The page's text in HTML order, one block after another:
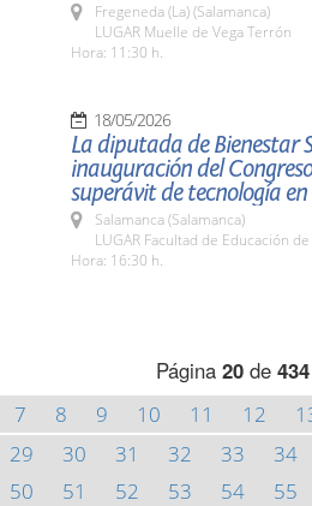
Fregeneda (La) (Salamanca)
LUGAR Muelle de Vega Terrón
Hora: 11:30 h.
18/05/2026
La diputada de Bienestar
inauguración del
superávit de tecnología
Salamanca (Salamanca)
LUGAR Facultad de Educación
Hora: 16:30 h.
Página 20 de 434
7 8 9 10 11 12
29 30 31 32 33 34
50 51 52 53 54 55